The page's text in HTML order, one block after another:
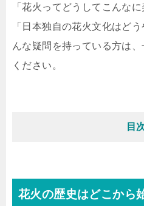
「花火ってどうしてこんな
「日本独自の花火文化はど
んな疑問を持っている方は
ください。
目
花火の歴史はどこから